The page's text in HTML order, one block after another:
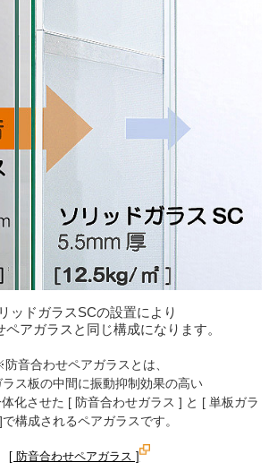
ッドガラスSCの設置により
ペアガラスと同じ構成になります。
音合わせペアガラスとは、
ラス板の中間に振動抑制効果の高い
化させた [ 防音合わせガラス ] と [ 単板ガラ
で構成されるペアガラスです。
[ 防音合わせペアガラス ]